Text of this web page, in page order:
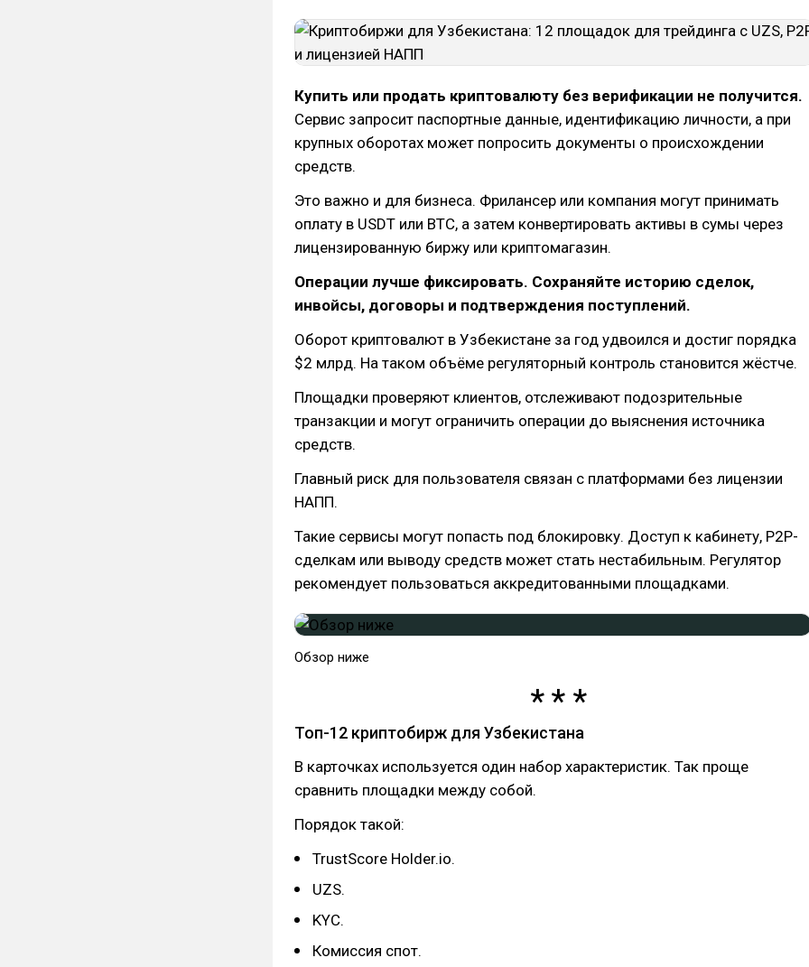
Купить или продать криптовалюту без верификации не получится.
Сервис запросит паспортные данные, идентификацию личности, а при
крупных оборотах может попросить документы о происхождении
средств.
Это важно и для бизнеса. Фрилансер или компания могут принимать
оплату в USDT или BTC, а затем конвертировать активы в сумы через
лицензированную биржу или криптомагазин.
Операции лучше фиксировать. Сохраняйте историю сделок,
инвойсы, договоры и подтверждения поступлений.
Оборот криптовалют в Узбекистане за год удвоился и достиг порядка
$2 млрд. На таком объёме регуляторный контроль становится жёстче.
Площадки проверяют клиентов, отслеживают подозрительные
транзакции и могут ограничить операции до выяснения источника
средств.
Главный риск для пользователя связан с платформами без лицензии
НАПП.
Такие сервисы могут попасть под блокировку. Доступ к кабинету, P2P-
сделкам или выводу средств может стать нестабильным. Регулятор
рекомендует пользоваться аккредитованными площадками.
Обзор ниже
Топ-12 криптобирж для Узбекистана
В карточках используется один набор характеристик. Так проще
сравнить площадки между собой.
Порядок такой:
TrustScore Holder.io.
UZS.
KYC.
Комиссия спот.